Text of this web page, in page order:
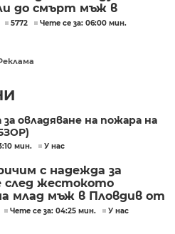
до смърт мъж в
5772 Чете се за: 06:00 мин.
овладяване на пожара на
мин. У нас
с надежда за
след жестокото
млад мъж в Пловдив от
Чете се за: 04:25 мин. У нас